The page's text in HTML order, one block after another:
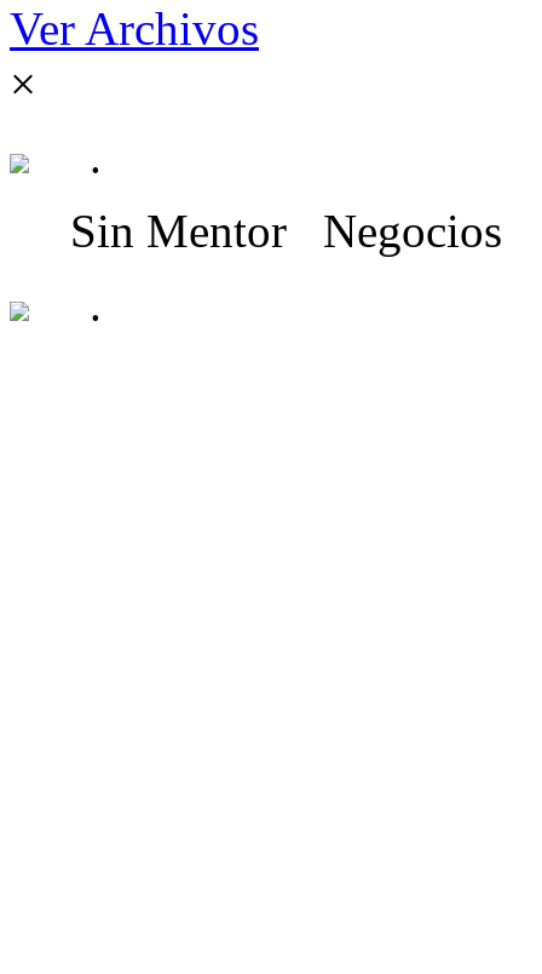
Ver Archivos
×
.
Sin Mentor Negocios
.